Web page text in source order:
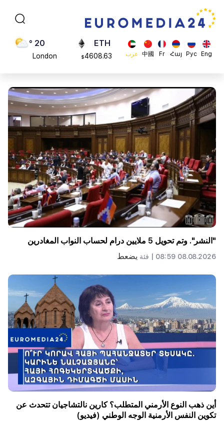
Eng
Рус
Հայ
Fr
中國 عرب
ADA
0.868816
ETH
$4608.63
20 °
London
23 °
Brussels
16 °
Rome
Madrid
"النشر". وتم تحويل 5 ملايين درام لحساب النواب المغادرين
08.08.2026 08:59 | فئة يضعط
أين ذهب النوع الأرمني المتطلب؟ كارين نالتشاجيان تتحدث عن
تكوين النفس الأرمنية الوجه الوطني (فيديو)